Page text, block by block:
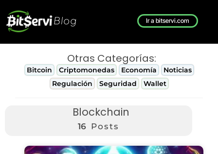
Blog Ir a bitservi.com
Otras Categorías:
Bitcoin Criptomonedas Economía
Noticias
Regulación
Seguridad Wallet
Blockchain
16 Posts